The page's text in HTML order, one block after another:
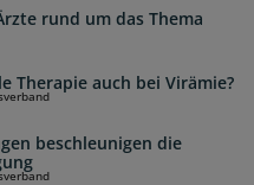
rund um das Thema
Therapie auch bei Virämie?
beschleunigen die